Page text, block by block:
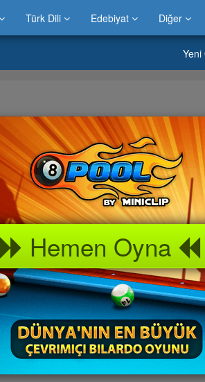
Türk Dili Edebiyat Diğer
Yeni
Hemen Oyna